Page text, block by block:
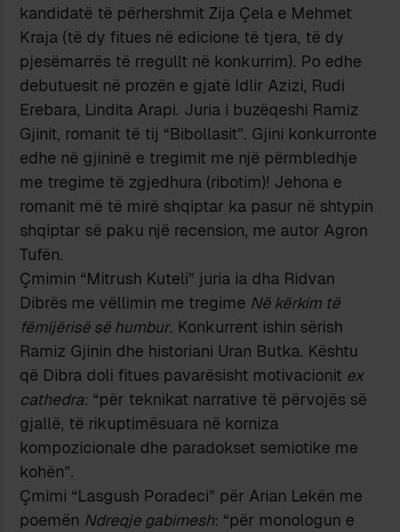
kandidatë të përhershmit Zija Çela e Mehmet
Kraja (të dy fitues në edicione të tjera, të dy
pjesëmarrës të rregullt në konkurrim). Po edhe
debutuesit në prozën e gjatë Idlir Azizi, Rudi
Erebara, Lindita Arapi. Juria i buzëqeshi Ramiz
Gjinit, romanit të tij “Bibollasit”. Gjini konkurronte
edhe në gjininë e tregimit me një përmbledhje
me tregime të zgjedhura (ribotim)! Jehona e
romanit më të mirë shqiptar ka pasur në shtypin
shqiptar së paku një recension, me autor Agron
Tufën.
Çmimin “Mitrush Kuteli” juria ia dha Ridvan
Dibrës me vëllimin me tregime Në kërkim të
fëmijërisë së humbur. Konkurrent ishin sërish
Ramiz Gjinin dhe historiani Uran Butka. Kështu
që Dibra doli fitues pavarësisht motivacionit ex
cathedra: “për teknikat narrative të përvojës së
gjallë, të rikuptimësuara në korniza
kompozicionale dhe paradokset semiotike me
kohën”.
Çmimi “Lasgush Poradeci” për Arian Lekën me
poemën Ndreqje gabimesh: “për monologun e